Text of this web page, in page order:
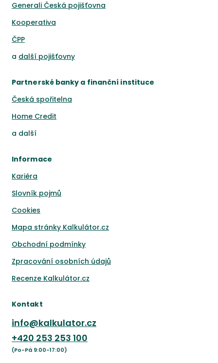
Generali Česká pojišťovna
Kooperativa
ČPP
a další pojišťovny
Partnerské banky a finanční instituce
Česká spořitelna
Home Credit
a další
Informace
Kariéra
Slovník pojmů
Cookies
Mapa stránky Kalkulátor.cz
Obchodní podmínky
Zpracování osobních údajů
Recenze Kalkulátor.cz
Kontakt
info@kalkulator.cz
+420 253 253 100
(Po-Pá 9:00-17:00)